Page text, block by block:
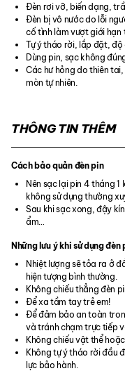
Đèn rơi vỡ, biến dạng,
Đèn bị vô nước do lỗi
cố tình làm vượt giới hạn
Tự ý tháo rời, lắp đặt, độ
Dùng pin, sạc không
Các hư hỏng do thiên
mòn tự nhiên.
THÔNG TIN THÊM
Cách bảo quản đèn pin
Nên sạc lại pin 4 tháng
không sử dụng thường
Sau khi sạc xong, đậy
ẩm…
Những lưu ý khi sử dụng đèn
Nhiệt lượng sẽ tỏa ra ở
hiện tượng bình thường.
Không chiếu thẳng đèn
Để xa tầm tay trẻ em!
Để đảm bảo an toàn
và tránh chạm trực tiếp
Không chiếu vật thể
Không tự ý tháo rời đầu
lực bảo hành.